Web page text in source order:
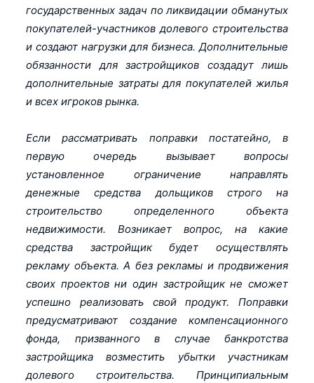
государственных задач по ликвидации обманутых
покупателей-участников долевого строительства
и создают нагрузки для бизнеса. Дополнительные
обязанности для застройщиков создадут лишь
дополнительные затраты для покупателей жилья
и всех игроков рынка.
Если рассматривать поправки постатейно, в
первую очередь вызывает вопросы
установленное ограничение направлять
денежные средства дольщиков строго на
строительство определенного объекта
недвижимости. Возникает вопрос, на какие
средства застройщик будет осуществлять
рекламу объекта. А без рекламы и продвижения
своих проектов ни один застройщик не сможет
успешно реализовать свой продукт. Поправки
предусматривают создание компенсационного
фонда, призванного в случае банкротства
застройщика возместить убытки участникам
долевого строительства. Принципиальным